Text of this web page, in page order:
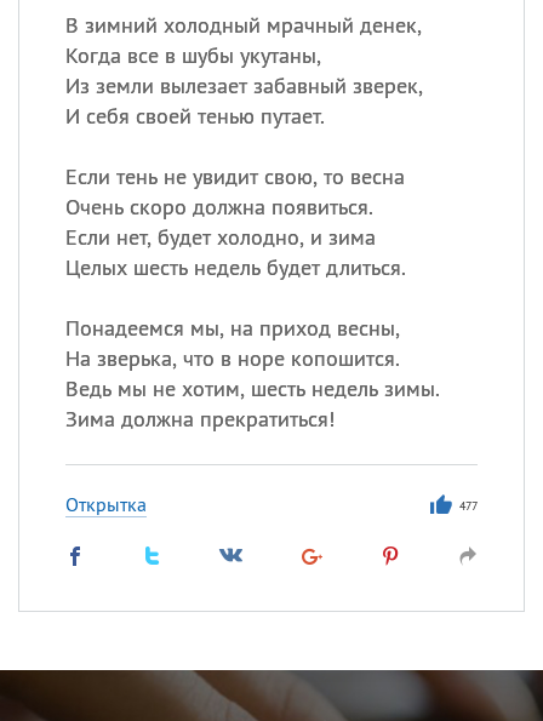
В зимний холодный мрачный денек,
Когда все в шубы укутаны,
Из земли вылезает забавный зверек,
И себя своей тенью путает.
Если тень не увидит свою, то весна
Очень скоро должна появиться.
Если нет, будет холодно, и зима
Целых шесть недель будет длиться.
Понадеемся мы, на приход весны,
На зверька, что в норе копошится.
Ведь мы не хотим, шесть недель зимы.
Зима должна прекратиться!
Открытка 477